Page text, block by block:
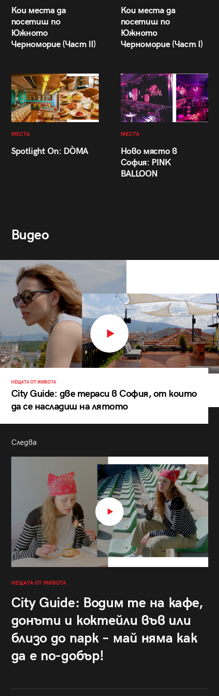
Кои места да
посетиш по
Южното
Черноморие (Част II)
Кои места да
посетиш по
Южното
Черноморие (Част I)
МЕСТА
Spotlight On: DÒMA
МЕСТА
Ново място в
София: PINK
BALLOON
Видео
НЕЩАТА ОТ ЖИВОТА
City Guide: две тераси в София, от които
да се насладиш на лятото
Следва
НЕЩАТА ОТ ЖИВОТА
City Guide: Водим те на кафе,
донъти и коктейли във или
близо до парк – май няма как
да е по-добър!